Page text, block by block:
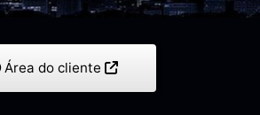
Área do cliente